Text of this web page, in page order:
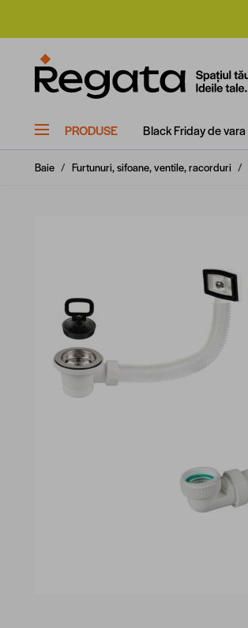
PRODUSE Black Friday de vara
Baie / Furtunuri, sifoane, ventile, racorduri /